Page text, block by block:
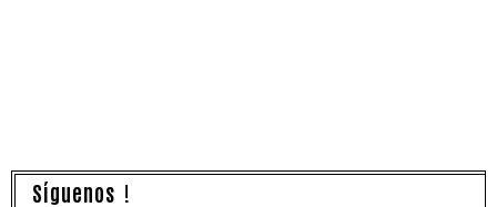
Síguenos !